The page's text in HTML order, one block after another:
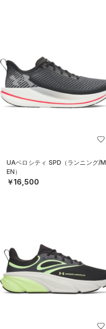
UAベロシティ SPD（ランニング/M
EN）
￥16,500